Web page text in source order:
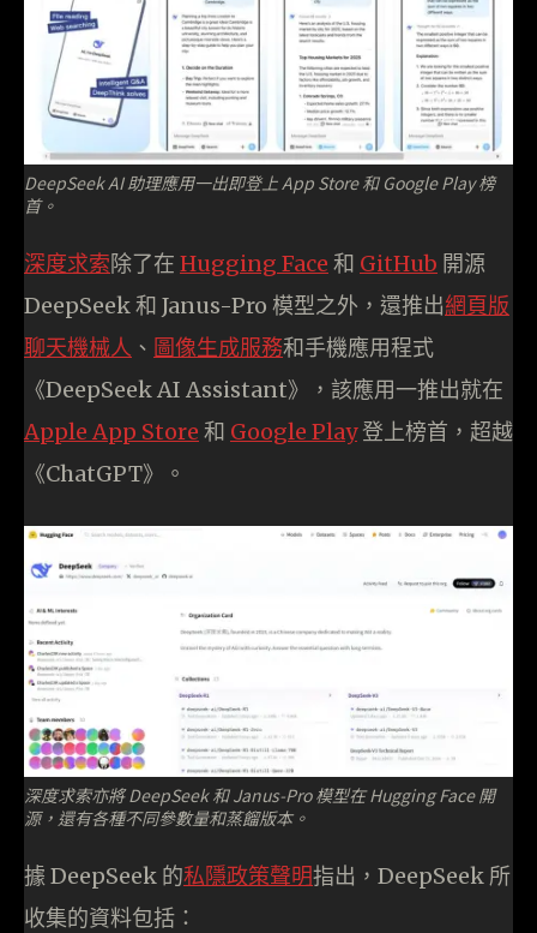
DeepSeek AI 助理應用一出即登上 App Store 和 Google Play 榜
首。
深度求索除了在 Hugging Face 和 GitHub 開源
DeepSeek 和 Janus-Pro 模型之外，還推出網頁版
聊天機械人 、 圖像生成服務和手機應用程式
《DeepSeek AI Assistant》，該應用一推出就在
Apple App Store 和 Google Play登上榜首，超越
《ChatGPT》。
深度求索亦將 DeepSeek 和 Janus-Pro 模型在 Hugging Face 開
源，還有各種不同參數量和蒸餾版本。
據 DeepSeek 的私隱政策聲明指出，DeepSeek 所
收集的資料包括：